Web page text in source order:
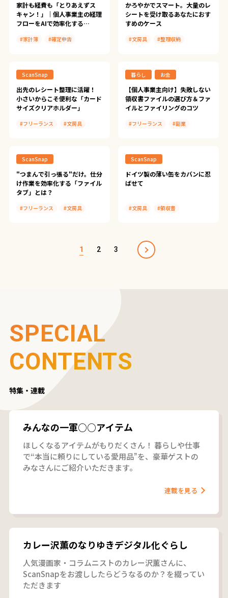
レッスン～
家計も経費も「とりあえずス
キャン！」｜個人事業主の経理
フローをAIで効率化する
#家計簿
#確定申告
#ScanSnap Cloud
#ScanSnap導入事例
#Dropbox
#Dr.Wallet
#Manus
#やよいの白色申告 オンライン/
かろやかでスマート。大量のレ
シートを受け取るあなたにおす
すめのケース
#文房具
#整理収納
ScanSnap
出先のレシート整理に活躍！
小さいからこそ便利な「カード
サイズクリアホルダー」
#フリーランス
#文房具
#文具とデジタルのいい関係
暮らし お金
【個人事業主向け】失敗しない
領収書ファイルの選び方＆ファ
イルとファイリングのコツ
#フリーランス
#副業
ScanSnap
"つまんで引っ張る"だけ。仕分
け作業を効率化する「ファイル
タブ」とは？
#フリーランス
#文房具
#文具とデジタルのいい関係
ScanSnap
ドイツ製の薄い缶をカバンに忍
ばせて
#文房具
#領収書
1 2 3
SPECIAL
CONTENTS
特集・連載
みんなの一軍○○アイテム
ほしくなるアイテムがもりだくさん！ 暮らしや仕事
で“本当に頼りにしている愛用品”を、豪華ゲストの
みなさんにご紹介いただきます。
連載を見る
カレー沢薫のなりゆきデジタル化ぐらし
人気漫画家・コラムニストのカレー沢薫さんに、
ScanSnapをお渡ししたらどうなるのか？を綴ってい
ただきます